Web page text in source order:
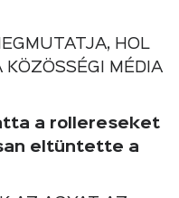
HOL
KÖZÖSSÉGI MÉDIA
a rollereseket
eltüntette a